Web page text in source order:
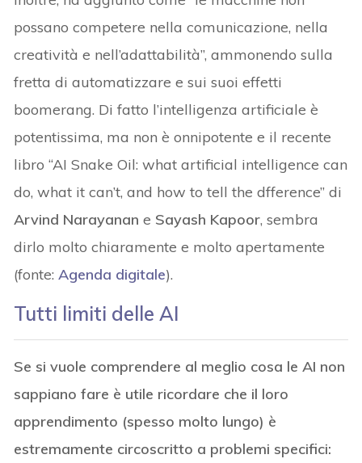
possano competere nella comunicazione, nella
creatività e nell’adattabilità”, ammonendo sulla
fretta di automatizzare e sui suoi effetti
boomerang. Di fatto l’intelligenza artificiale è
potentissima, ma non è onnipotente e il recente
libro “AI Snake Oil: what artificial intelligence can
do, what it can’t, and how to tell the dfference” di
Arvind Narayanan e Sayash Kapoor, sembra
dirlo molto chiaramente e molto apertamente
(fonte:Agenda digitale).
Tutti limiti delle AI
Se si vuole comprendere al meglio cosa le AI non
sappiano fare è utile ricordare che il loro
apprendimento (spesso molto lungo) è
estremamente circoscritto a problemi specifici: